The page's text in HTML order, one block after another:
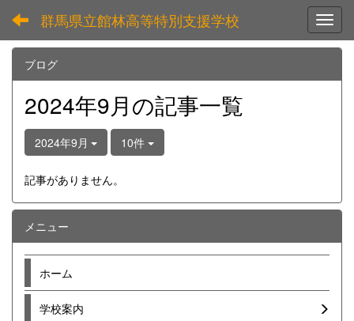
群馬県立館林高等特別支援学校
ブログ
2024年9月の記事一覧
2024年9月 10件
記事がありません。
メニュー
ホーム
学校案内